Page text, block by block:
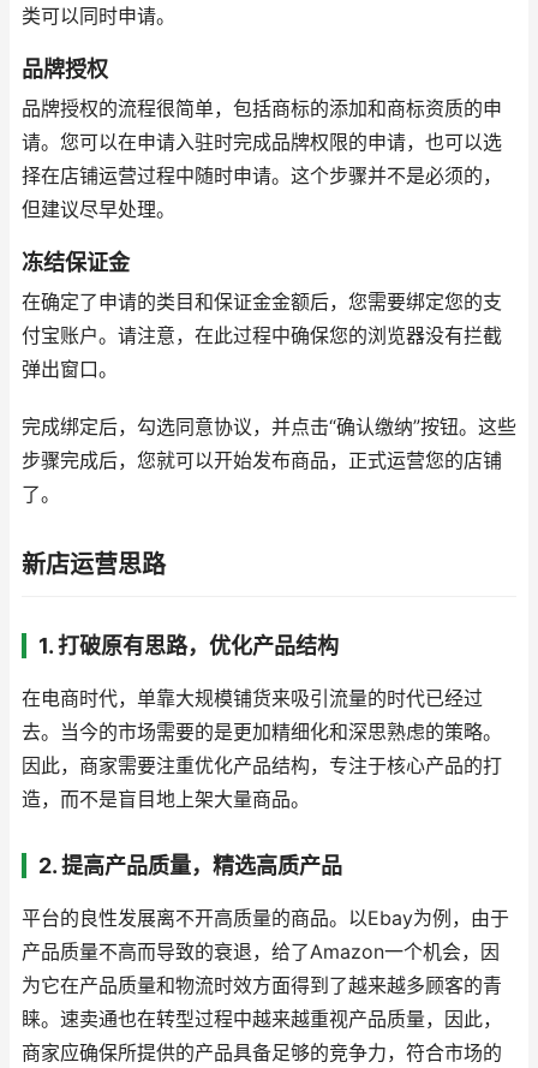
类可以同时申请。
品牌授权
品牌授权的流程很简单，包括商标的添加和商标资质的申
请。您可以在申请入驻时完成品牌权限的申请，也可以选
择在店铺运营过程中随时申请。这个步骤并不是必须的，
但建议尽早处理。
冻结保证金
在确定了申请的类目和保证金金额后，您需要绑定您的支
付宝账户。请注意，在此过程中确保您的浏览器没有拦截
弹出窗口。
完成绑定后，勾选同意协议，并点击“确认缴纳”按钮。这些
步骤完成后，您就可以开始发布商品，正式运营您的店铺
了。
新店运营思路
1. 打破原有思路，优化产品结构
在电商时代，单靠大规模铺货来吸引流量的时代已经过
去。当今的市场需要的是更加精细化和深思熟虑的策略。
因此，商家需要注重优化产品结构，专注于核心产品的打
造，而不是盲目地上架大量商品。
2. 提高产品质量，精选高质产品
平台的良性发展离不开高质量的商品。以Ebay为例，由于
产品质量不高而导致的衰退，给了Amazon一个机会，因
为它在产品质量和物流时效方面得到了越来越多顾客的青
睐。速卖通也在转型过程中越来越重视产品质量，因此，
商家应确保所提供的产品具备足够的竞争力，符合市场的